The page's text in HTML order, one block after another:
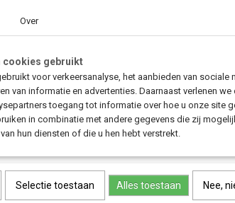
Over
cookies gebruikt
voor verkeersanalyse, het aanbieden van sociale
van informatie en advertenties. Daarnaast verlenen
toegang tot informatie over hoe u onze site
in combinatie met andere gegevens die zij
hun diensten of die u hen hebt verstrekt.
Selectie toestaan Alles toestaan Nee,